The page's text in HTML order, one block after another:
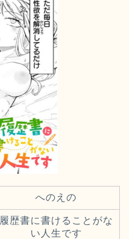
へのえの
履歴書に書けることがな
い人生です